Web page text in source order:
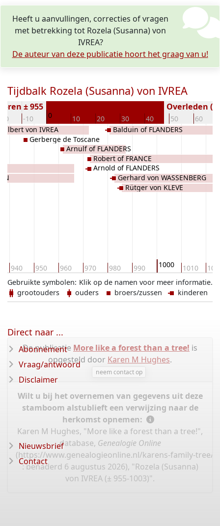
Heeft u aanvullingen, correcties of vragen
met betrekking tot Rozela (Susanna) von
IVREA?
De auteur van deze publicatie hoort het graag van u!
Tijdbalk Rozela (Susanna) von IVREA
-10 0 10 20 30 40 50 60
± 955 Overleden (
940 950 960 970 980 990 1000 1010
von IVREA
Gerberge de Toscane
Arnulf of FLANDERS
Robert of FRANCE
Arnold of FLANDERS
Balduin of FLANDERS
Gerhard von WASSENBERG
Rütger von KLEVE
Klik op de namen voor meer informatie.
Gebruikte symbolen:
grootouders
ouders broers/zussen kinderen
De publicatie More like a forest than a tree! is
opgesteld door Karen M Hughes.
neem contact op
Wilt u bij het overnemen van gegevens uit deze
stamboom alstublieft een verwijzing naar de
herkomst opnemen:
Karen M Hughes, "More like a forest than a tree!",
database, Genealogie Online
(https://www.genealogieonline.nl/karens-family-tree/
: benaderd 6 augustus 2026), "Rozela (Susanna)
von IVREA (± 955-1003)".
Direct naar ...
Abonnement
Vraag/antwoord
Disclaimer
Nieuwsbrief
Contact